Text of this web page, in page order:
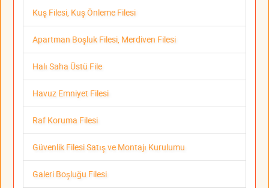
Kuş Filesi, Kuş Önleme Filesi
Apartman Boşluk Filesi, Merdiven Filesi
Halı Saha Üstü File
Havuz Emniyet Filesi
Raf Koruma Filesi
Güvenlik Filesi Satış ve Montajı Kurulumu
Galeri Boşluğu Filesi